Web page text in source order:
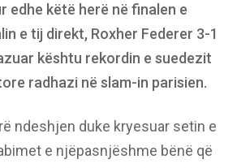
edhe këtë herë në finalen e
e tij direkt, Roxher Federer 3-1
kështu rekordin e suedezit
radhazi në slam-in parisien.
ndeshjen duke kryesuar setin e
e njëpasnjëshme bënë që